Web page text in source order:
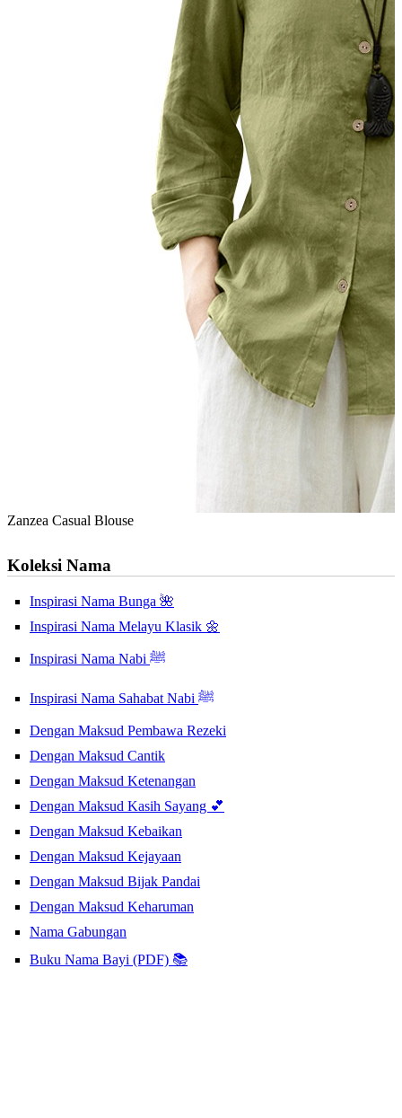
Zanzea Casual Blouse
Koleksi Nama
Inspirasi Nama Bunga 🌺
Inspirasi Nama Melayu Klasik 🌼
Inspirasi Nama Nabi ﷺ
Inspirasi Nama Sahabat Nabi ﷺ
Dengan Maksud Pembawa Rezeki
Dengan Maksud Cantik
Dengan Maksud Ketenangan
Dengan Maksud Kasih Sayang 💕
Dengan Maksud Kebaikan
Dengan Maksud Kejayaan
Dengan Maksud Bijak Pandai
Dengan Maksud Keharuman
Nama Gabungan
Buku Nama Bayi (PDF) 📚